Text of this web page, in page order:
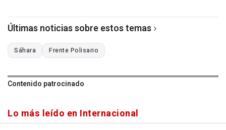
Últimas noticias sobre estos temas
Sáhara Frente Polisario
Contenido patrocinado
Lo más leído en Internacional